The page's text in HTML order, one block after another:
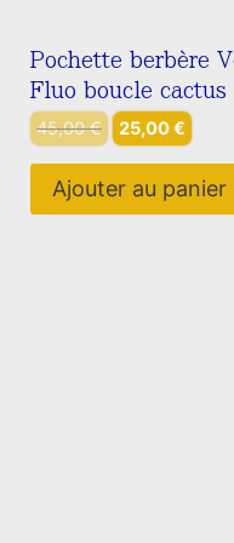
Pochette berbère
Fluo boucle cactus
45,00€ Le
initial
était :
25,00€ Le
est :
Ajouter au panier